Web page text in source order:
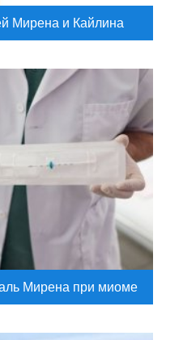
Мирена и Кайлина
Мирена при миоме